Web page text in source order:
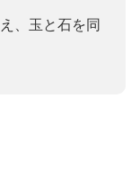
、玉と石を同